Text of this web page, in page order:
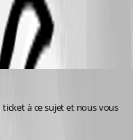
à ce sujet et nous vous